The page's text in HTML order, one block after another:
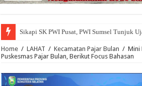
Sikapi SK PWI Pusat, PWI Sumsel Tunjuk
Home / LAHAT / Kecamatan Pajar Bulan / Mini
Puskesmas Pajar Bulan, Berikut Focus Bahasan